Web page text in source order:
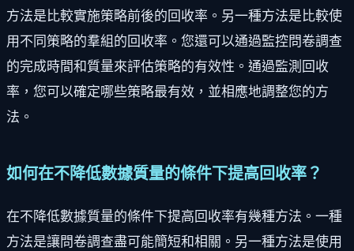
方法是比較實施策略前後的回收率。另一種方法是比較使
用不同策略的羣組的回收率。您還可以通過監控問卷調查
的完成時間和質量來評估策略的有效性。通過監測回收
率，您可以確定哪些策略最有效，並相應地調整您的方
法。
如何在不降低數據質量的條件下提高回收率？
在不降低數據質量的條件下提高回收率有幾種方法。一種
方法是讓問卷調查盡可能簡短和相關。另一種方法是使用